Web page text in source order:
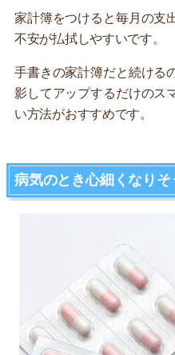
家計簿をつけると毎月の支
不安が払拭しやすいです。
手書きの家計簿だと続ける
影してアップするだけのス
い方法がおすすめです。
病気のとき心細くなり